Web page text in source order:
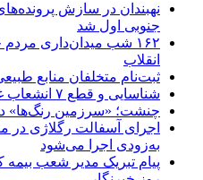
نهبندان در سازش
جنوبی اول شد
۱۶۲ شب میدان‌داری
انقلاب
ثبت‌نام متخلفان منابع
شناسایی و قطع ۷ انشعاب غیرمجاز آب در شهرستان زیرکوه
چنشت؛ «سرزمین رنگ‌ها»
اجرای آسفالت رگلاژی در
به‌زودی اجرا می‌شود
پیام تبریک مدیر شعب